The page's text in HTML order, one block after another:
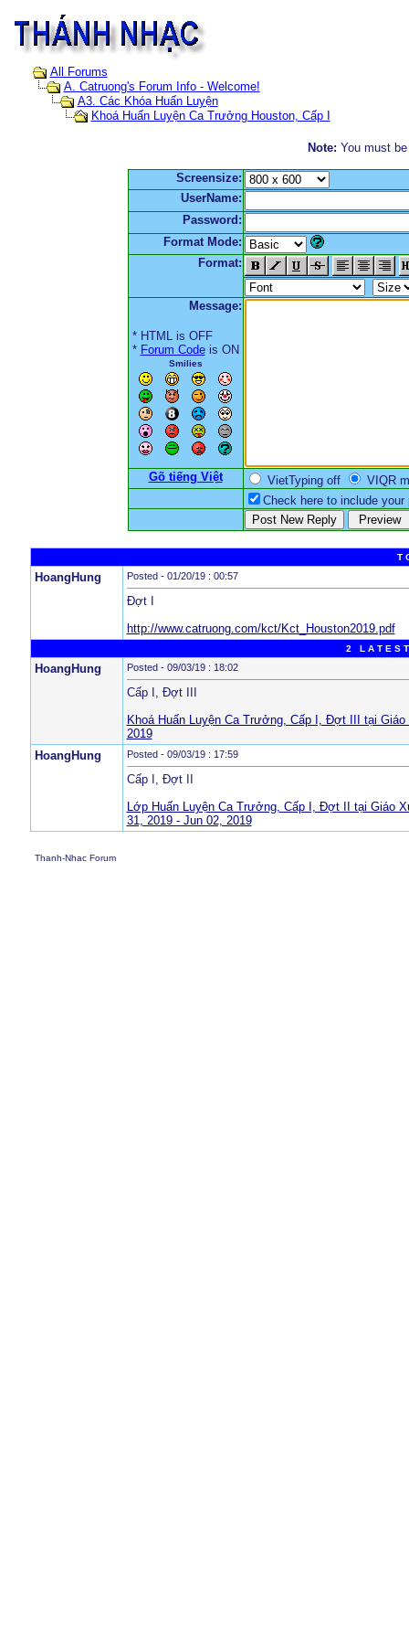
All Forums
A. Catruong's Forum Info - Welcome!
A3. Các Khóa Huấn Luyện
Khoá Huấn Luyện Ca Trưởng Houston, Cấp I
Note: You must
Screensize:
UserName:
Password:
Format Mode:
Format:
Message:
* HTML is OFF
* Forum Codeis ON
Smilies
Gõ tiếng Việt VietTyping off
VIQR
Check here to include your
T
HoangHung Posted - 01/20/19 : 00:57
Đợt I
http://www.catruong.com/kct/Kct_Houston2019.pdf
2 L A T E S
HoangHung Posted - 09/03/19 : 18:02
Cấp I, Đợt III
Khoá Huấn Luyện Ca Trưởng, Cấp I, Đợt III tại
2019
HoangHung
Posted - 09/03/19 : 17:59
Cấp I, Đợt II
Lớp Huấn Luyện Ca Trưởng, Cấp I, Đợt II tại Giáo
31, 2019 - Jun 02, 2019
Thanh-Nhac Forum